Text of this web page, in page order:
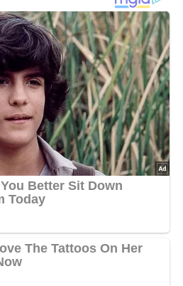
Cilantro zupfen und hacken.
schneiden und mit einem
In einer Glas- oder
mit dem Olivenöl verrühren
ziehen lassen. Diese kalte
o.ä. servieren.